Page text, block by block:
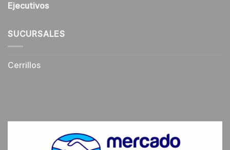
Ejecutivos
SUCURSALES
Cerrillos